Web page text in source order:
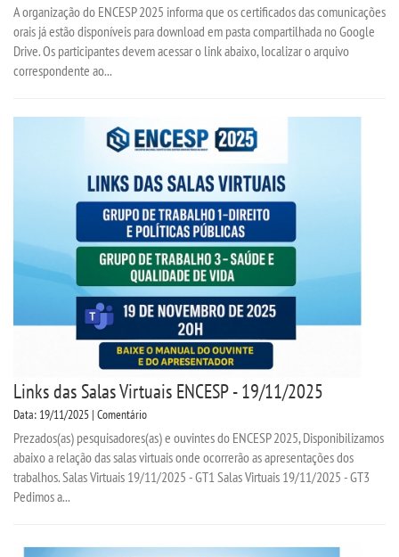
A organização do ENCESP 2025 informa que os certificados das comunicações
orais já estão disponíveis para download em pasta compartilhada no Google
Drive. Os participantes devem acessar o link abaixo, localizar o arquivo
correspondente ao...
Links das Salas Virtuais ENCESP - 19/11/2025
Data: 19/11/2025 | Comentário
Prezados(as) pesquisadores(as) e ouvintes do ENCESP 2025, Disponibilizamos
abaixo a relação das salas virtuais onde ocorrerão as apresentações dos
trabalhos. Salas Virtuais 19/11/2025 - GT1 Salas Virtuais 19/11/2025 - GT3
Pedimos a...